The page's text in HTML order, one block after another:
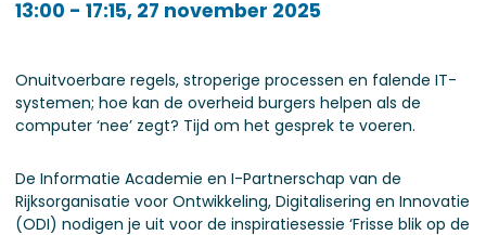
Iedereen
13:00 - 17:15, 27 november 2025
Onuitvoerbare regels, stroperige processen en falende IT-
systemen; hoe kan de overheid burgers helpen als de
computer ‘nee’ zegt? Tijd om het gesprek te voeren.
De Informatie Academie en I-Partnerschap van de
Rijksorganisatie voor Ontwikkeling, Digitalisering en Innovatie
(ODI) nodigen je uit voor de inspiratiesessie ‘Frisse blik op de